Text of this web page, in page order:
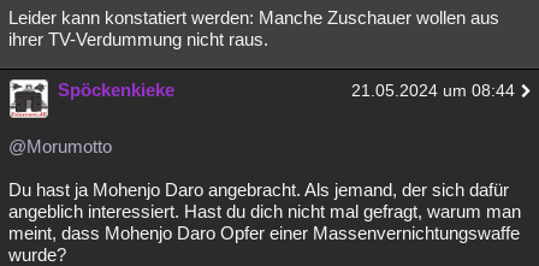
Leider kann konstatiert werden: Manche Zuschauer wollen aus
ihrer TV-Verdummung nicht raus.
Spöckenkieke 21.05.2024 um 08:44
@Morumotto
Du hast ja Mohenjo Daro angebracht. Als jemand, der sich dafür
angeblich interessiert. Hast du dich nicht mal gefragt, warum man
meint, dass Mohenjo Daro Opfer einer Massenvernichtungswaffe
wurde?